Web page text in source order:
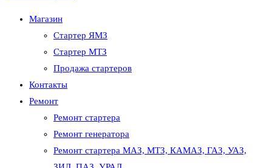
Магазин
Стартер ЯМЗ
Стартер МТЗ
Продажа стартеров
Контакты
Ремонт
Ремонт стартера
Ремонт генератора
Ремонт стартера МАЗ, МТЗ, КАМАЗ, ГАЗ, УАЗ,